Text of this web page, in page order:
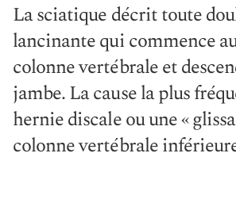
La sciatique décrit toute
lancinante qui commence
colonne vertébrale et
jambe. La cause la plus
hernie discale ou une «
colonne vertébrale